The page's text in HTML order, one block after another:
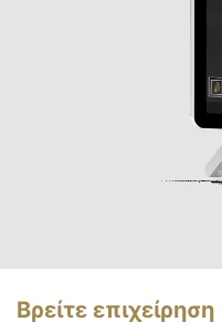
Βρείτε επιχείρηση